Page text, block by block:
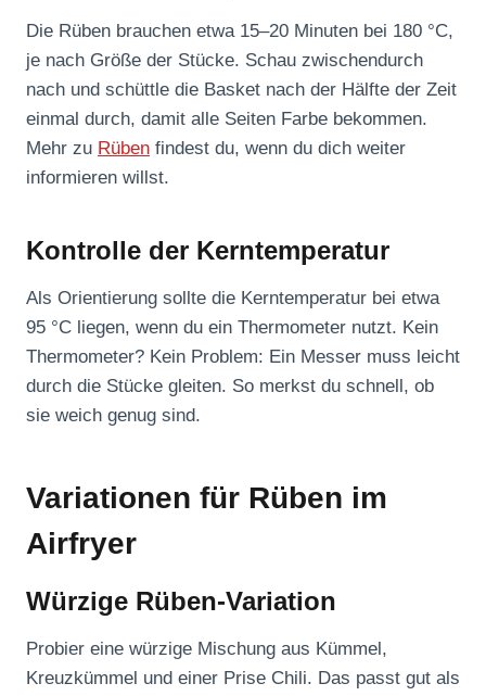
Die Rüben brauchen etwa 15–20 Minuten bei 180 °C,
je nach Größe der Stücke. Schau zwischendurch
nach und schüttle die Basket nach der Hälfte der Zeit
einmal durch, damit alle Seiten Farbe bekommen.
Mehr zu Rüben findest du, wenn du dich weiter
informieren willst.
Kontrolle der Kerntemperatur
Als Orientierung sollte die Kerntemperatur bei etwa
95 °C liegen, wenn du ein Thermometer nutzt. Kein
Thermometer? Kein Problem: Ein Messer muss leicht
durch die Stücke gleiten. So merkst du schnell, ob
sie weich genug sind.
Variationen für Rüben im
Airfryer
Würzige Rüben-Variation
Probier eine würzige Mischung aus Kümmel,
Kreuzkümmel und einer Prise Chili. Das passt gut als